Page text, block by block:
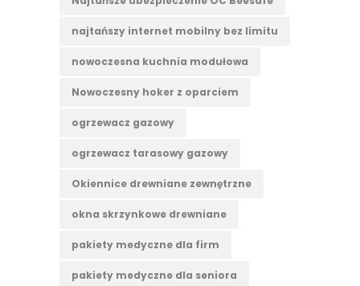
najtańszy internet mobilny bez limitu
nowoczesna kuchnia modułowa
Nowoczesny hoker z oparciem
ogrzewacz gazowy
ogrzewacz tarasowy gazowy
Okiennice drewniane zewnętrzne
okna skrzynkowe drewniane
pakiety medyczne dla firm
pakiety medyczne dla seniora